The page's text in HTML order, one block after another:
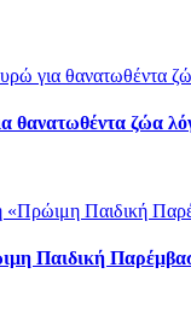
ζώα
Παιδική